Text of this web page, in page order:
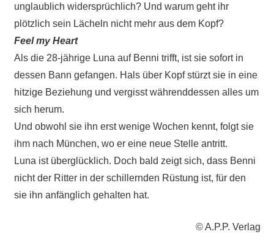
unglaublich widersprüchlich? Und warum geht ihr
plötzlich sein Lächeln nicht mehr aus dem Kopf?
Feel my Heart
Als die 28-jährige Luna auf Benni trifft, ist sie sofort in
dessen Bann gefangen. Hals über Kopf stürzt sie in eine
hitzige Beziehung und vergisst währenddessen alles um
sich herum.
Und obwohl sie ihn erst wenige Wochen kennt, folgt sie
ihm nach München, wo er eine neue Stelle antritt.
Luna ist überglücklich. Doch bald zeigt sich, dass Benni
nicht der Ritter in der schillernden Rüstung ist, für den
sie ihn anfänglich gehalten hat.
© A.P.P. Verlag